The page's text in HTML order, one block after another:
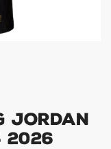
Jordan